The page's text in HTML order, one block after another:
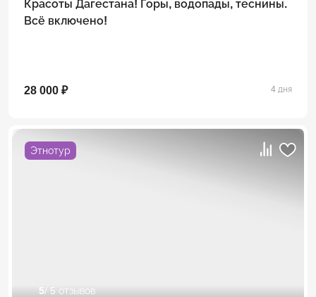
Красоты Дагестана! Горы, водопады, теснины.
Всё включено!
28 000 ₽ 4 дня
Этнотур
5/ 5 отзывов